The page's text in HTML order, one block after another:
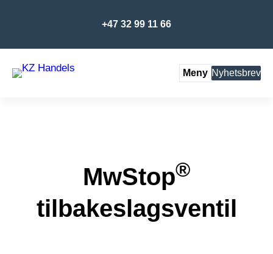
+47 32 99 11 66
Meny Nyhetsbrev
MwStop®
tilbakeslagsventil